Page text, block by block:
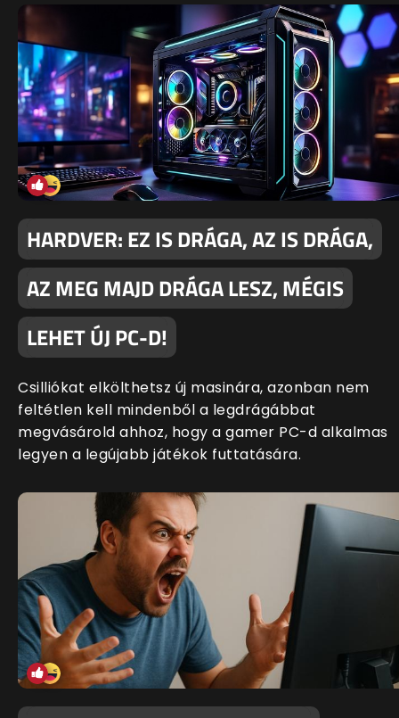
HARDVER: EZ IS DRÁGA, AZ IS DRÁGA,
AZ MEG MAJD DRÁGA LESZ, MÉGIS
LEHET ÚJ PC-D!
Csilliókat elkölthetsz új masinára, azonban nem
feltétlen kell mindenből a legdrágábbat
megvásárold ahhoz, hogy a gamer PC-d alkalmas
legyen a legújabb játékok futtatására.